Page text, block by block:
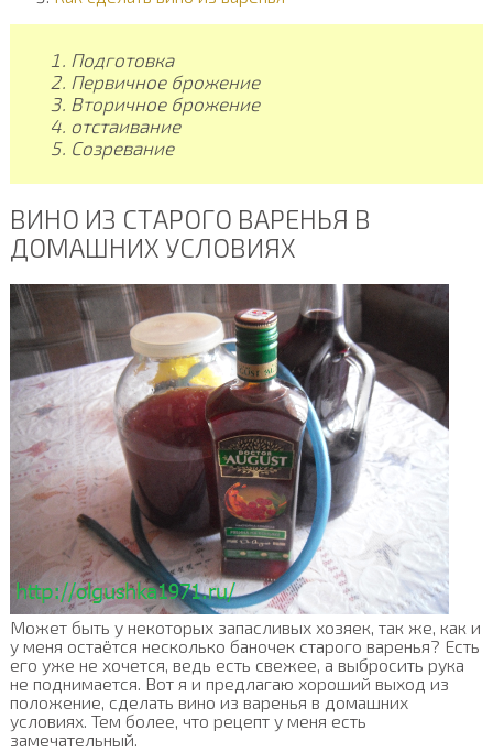
Подготовка
Первичное брожение
Вторичное брожение
отстаивание
Созревание
ВИНО ИЗ СТАРОГО ВАРЕНЬЯ В
ДОМАШНИХ УСЛОВИЯХ
Может быть у некоторых запасливых хозяек, так же, как и
у меня остаётся несколько баночек старого варенья? Есть
его уже не хочется, ведь есть свежее, а выбросить рука
не поднимается. Вот я и предлагаю хороший выход из
положение, сделать вино из варенья в домашних
условиях. Тем более, что рецепт у меня есть
замечательный.